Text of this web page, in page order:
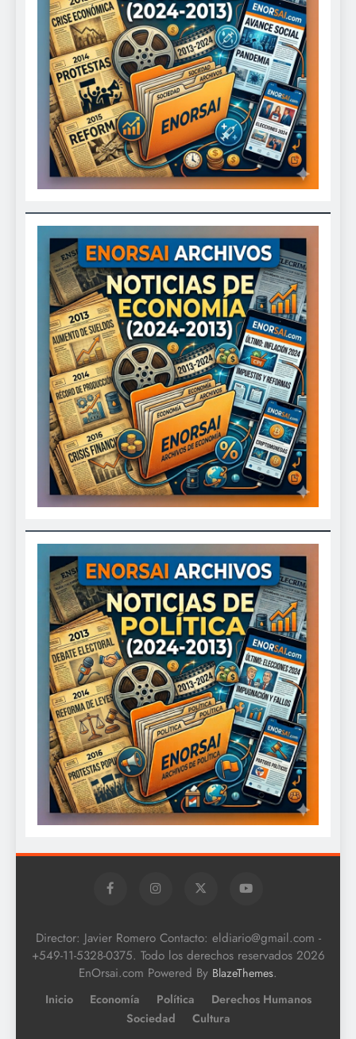
Director: Javier Romero Contacto: eldiario@gmail.com -
+549-11-5328-0375. Todo los derechos reservados 2026
EnOrsai.com Powered By BlazeThemes.
Inicio Economía Política
Derechos Humanos
Sociedad
Cultura